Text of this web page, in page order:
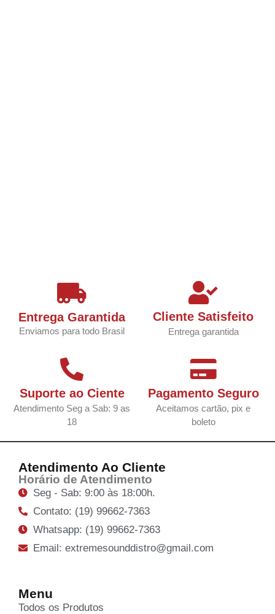
Entrega Garantida
Enviamos para todo Brasil
Cliente Satisfeito
Entrega garantida
Suporte ao Ciente
Atendimento Seg a Sab: 9 as
18
Pagamento Seguro
Aceitamos cartão, pix e
boleto
Atendimento Ao Cliente
Horário de Atendimento
Seg - Sab: 9:00 às 18:00h.
Contato: (19) 99662-7363
Whatsapp: (19) 99662-7363
Email: extremesounddistro@gmail.com
Menu
Todos os Produtos